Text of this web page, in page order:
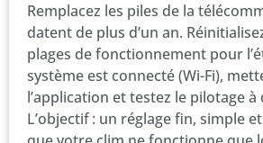
Remplacez les piles de la
datent de plus d’un an.
plages de fonctionnement pour
système est connecté (Wi-Fi),
l’application et testez le pilotage à
L’objectif : un réglage fin, simple